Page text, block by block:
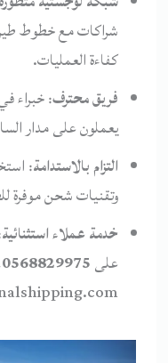
شراكات مع خطوط
كفاءة العمليات.
فريق محترف: خبراء
يعملون على مدار
التزام بالاستدامة:
وتقنيات شحن موفرة
خدمة عملاء استثنائية
على0568829975